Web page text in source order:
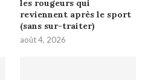
les rougeurs qui
reviennent après le sport
(sans sur-traiter)
août 4, 2026